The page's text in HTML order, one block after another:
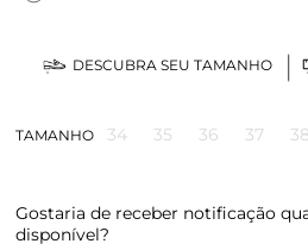
DESCUBRA SEU TAMANHO
TAMANHO 34 35 36 37 38
Gostaria de receber notificação
disponível?